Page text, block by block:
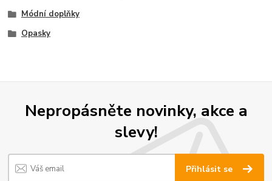
Módní doplňky
Opasky
Nepropásněte novinky, akce a
slevy!
Přihlásit se